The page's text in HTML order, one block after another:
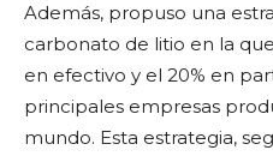
Además, propuso una
carbonato de litio en la
en efectivo y el 20% en
principales empresas
mundo. Esta estrategia,